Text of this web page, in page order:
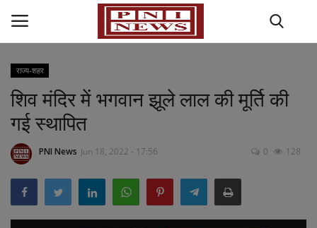
Home
राज्य-शहर
राजनीति
अपराध
राज्य-शहर
शिव मंदिर में भगवान झूले लाल की मूर्ति की
गई स्थापित
PNI News Jun 18, 2022 - 17:56 0 128